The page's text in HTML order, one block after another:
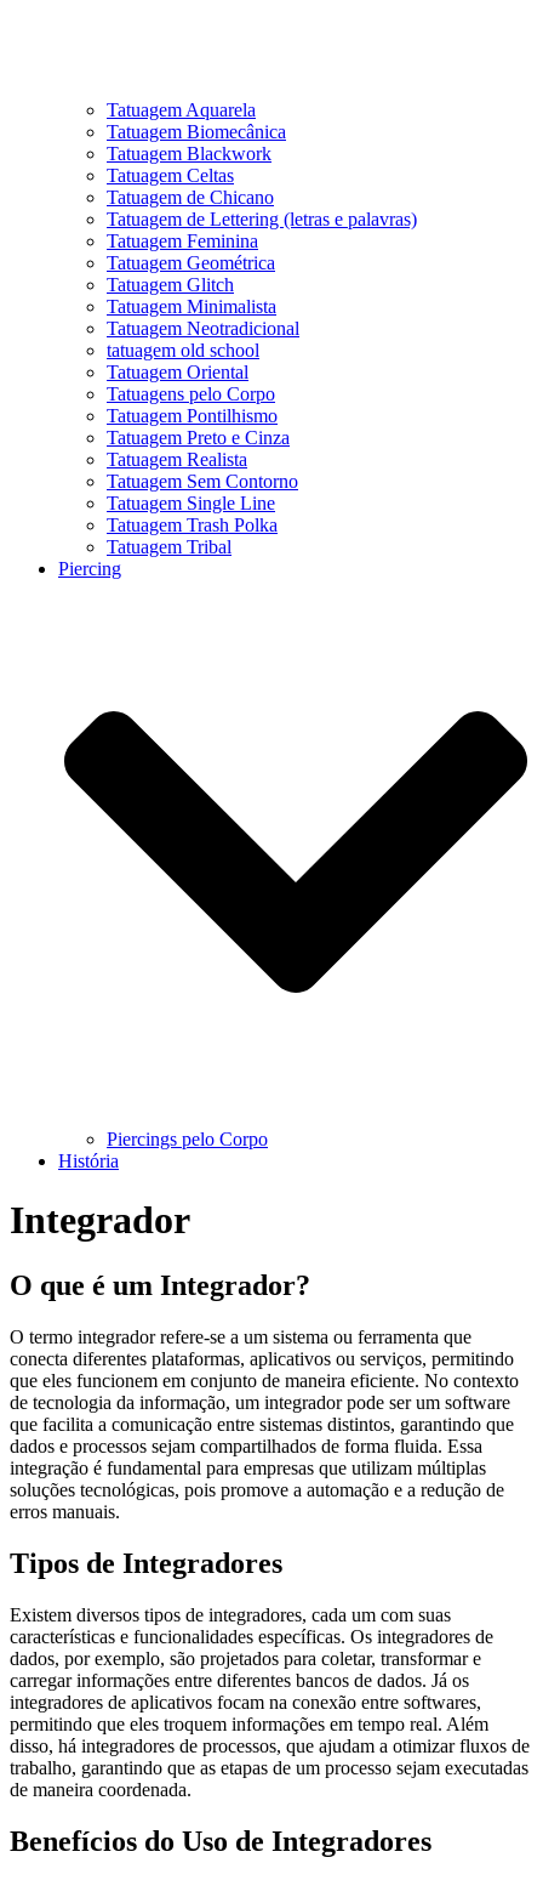
Tatuagem Aquarela
Tatuagem Biomecânica
Tatuagem Blackwork
Tatuagem Celtas
Tatuagem de Chicano
Tatuagem de Lettering (letras e palavras)
Tatuagem Feminina
Tatuagem Geométrica
Tatuagem Glitch
Tatuagem Minimalista
Tatuagem Neotradicional
tatuagem old school
Tatuagem Oriental
Tatuagens pelo Corpo
Tatuagem Pontilhismo
Tatuagem Preto e Cinza
Tatuagem Realista
Tatuagem Sem Contorno
Tatuagem Single Line
Tatuagem Trash Polka
Tatuagem Tribal
Piercing
Piercings pelo Corpo
História
Integrador
O que é um Integrador?
O termo integrador refere-se a um sistema ou ferramenta que
conecta diferentes plataformas, aplicativos ou serviços, permitindo
que eles funcionem em conjunto de maneira eficiente. No contexto
de tecnologia da informação, um integrador pode ser um software
que facilita a comunicação entre sistemas distintos, garantindo que
dados e processos sejam compartilhados de forma fluida. Essa
integração é fundamental para empresas que utilizam múltiplas
soluções tecnológicas, pois promove a automação e a redução de
erros manuais.
Tipos de Integradores
Existem diversos tipos de integradores, cada um com suas
características e funcionalidades específicas. Os integradores de
dados, por exemplo, são projetados para coletar, transformar e
carregar informações entre diferentes bancos de dados. Já os
integradores de aplicativos focam na conexão entre softwares,
permitindo que eles troquem informações em tempo real. Além
disso, há integradores de processos, que ajudam a otimizar fluxos de
trabalho, garantindo que as etapas de um processo sejam executadas
de maneira coordenada.
Benefícios do Uso de Integradores